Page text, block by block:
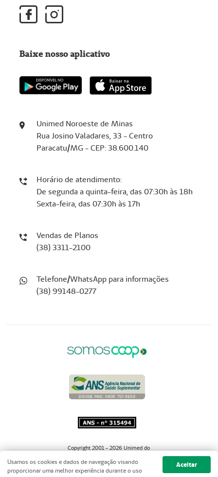
Unimed Noroeste de Minas
Rua Josino Valadares, 33 - Centro
Paracatu/MG - CEP: 38.600.140
Horário de atendimento:
De segunda a quinta-feira, das 07:30h às 18h
Sexta-feira, das 07:30h às 17h
Vendas de Planos
(38) 3311-2100
Telefone/WhatsApp para informações
(38) 99148-0277
Baixe nosso aplicativo
Copyright 2001 - 2026 Unimed do
Usamos os cookies e dados de navegação visando
proporcionar uma melhor experiência durante o uso
Aceitar